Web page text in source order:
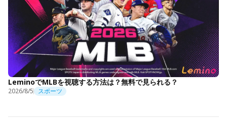
LeminoでMLBを視聴する方法は？無料で見られる？
2026/8/5 スポーツ